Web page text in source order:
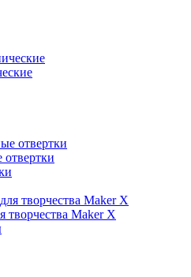
творчества Maker X